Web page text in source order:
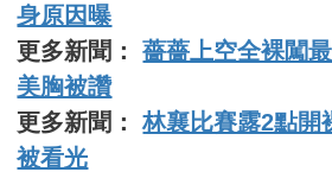
身原因曝
更多新聞：薔薔上空全裸闖
美胸被讚
更多新聞：林襄比賽露2點開
被看光